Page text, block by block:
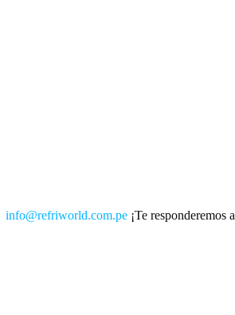
info@refriworld.com.pe ¡Te responderemos